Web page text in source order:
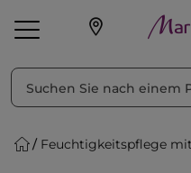
Geschenke
Feuchtigkeitspflege
sortieren nach